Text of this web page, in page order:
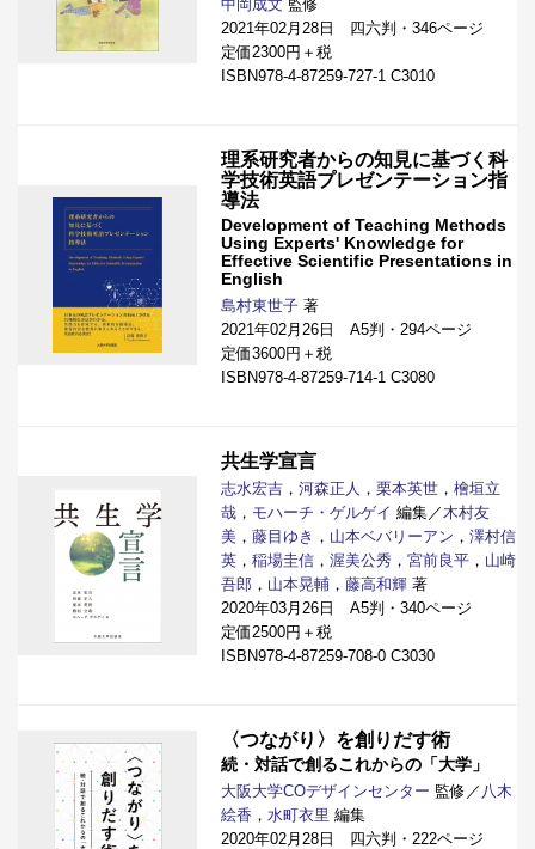
中岡成文 監修
2021年02月28日 四六判・346ページ
定価2300円＋税
ISBN978-4-87259-727-1 C3010
理系研究者からの知見に基づく科
学技術英語プレゼンテーション指
導法
Development of Teaching Methods
Using Experts' Knowledge for
Effective Scientific Presentations in
English
島村東世子 著
2021年02月26日 A5判・294ページ
定価3600円＋税
ISBN978-4-87259-714-1 C3080
共生学宣言
志水宏吉 ， 河森正人 ， 栗本英世 ， 檜垣立
哉 ， モハーチ・ゲルゲイ 編集／ 木村友
美 ， 藤目ゆき ， 山本ベバリーアン ， 澤村信
英 ， 稲場圭信 ， 渥美公秀 ， 宮前良平 ， 山崎
吾郎 ， 山本晃輔 ， 藤高和輝 著
2020年03月26日 A5判・340ページ
定価2500円＋税
ISBN978-4-87259-708-0 C3030
〈つながり〉を創りだす術
続・対話で創るこれからの「大学」
大阪大学COデザインセンター 監修／ 八木
絵香 ， 水町衣里 編集
2020年02月28日 四六判・222ページ